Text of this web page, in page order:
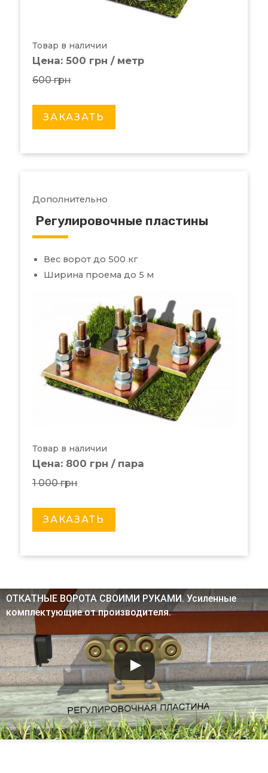
Товар в наличии
Цена: 500 грн / метр
600 грн
ЗАКАЗАТЬ
Дополнительно
Регулировочные пластины
Вес ворот до 500 кг
Ширина проема до 5 м
Товар в наличии
Цена: 800 грн / пара
1 000 грн
ЗАКАЗАТЬ
ОТКАТНЫЕ ВОРОТА СВОИМИ РУКАМИ. Усиленные
комплектующие от производителя.